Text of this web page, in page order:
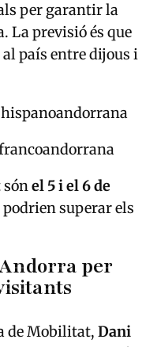
per garantir la
La previsió és que
país entre dijous i
sónel 5 i el 6 de
superar els
per
de Mobilitat, Dani